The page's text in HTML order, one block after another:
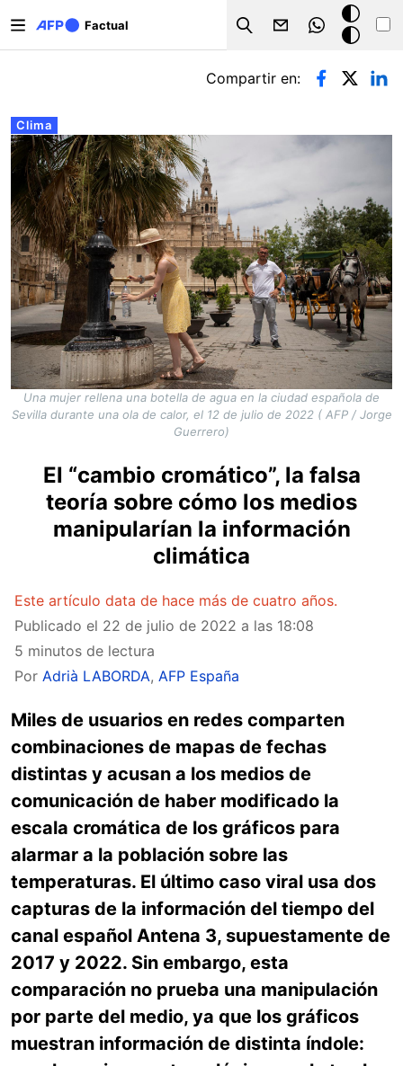
Factual
Search
Modo
oscuro
Solapas principales
Clima
Compartir en:
Una mujer rellena una botella de agua en la ciudad española de
Sevilla durante una ola de calor, el 12 de julio de 2022 ( AFP / Jorge
Guerrero)
El “cambio cromático”, la falsa
teoría sobre cómo los medios
manipularían la información
climática
Este artículo data de hace más de cuatro años.
Publicado el 22 de julio de 2022 a las 18:08
5 minutos de lectura
Por Adrià LABORDA, AFP España
Miles de usuarios en redes comparten
combinaciones de mapas de fechas
distintas y acusan a los medios de
comunicación de haber modificado la
escala cromática de los gráficos para
alarmar a la población sobre las
temperaturas. El último caso viral usa dos
capturas de la información del tiempo del
canal español Antena 3, supuestamente de
2017 y 2022. Sin embargo, esta
comparación no prueba una manipulación
por parte del medio, ya que los gráficos
muestran información de distinta índole: